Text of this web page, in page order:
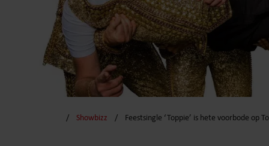
Showbizz Feestsingle ‘Toppie’ is hete voorbode op